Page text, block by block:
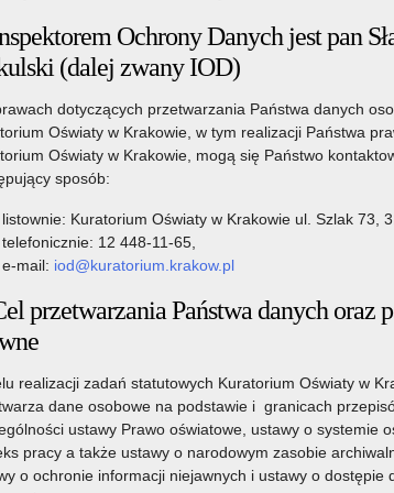
odbyło się spotkanie w ramach Regionalnego
Edukacji – Katarzyna Lubnauer, dyrektorka Biura
Lipiec, kierownictwo Kuratorium Oświaty w składzie:
Wicekurator Oświaty – Artur Pasek, II Małopolska
małopolska Elżbieta Achinger oraz dyrektor
Katarzyna Lubnauer mówiła m.in. o „Reformie 26.
nowa reforma, zaznaczając, że ma ona za zadanie
także, że reforma nie zmieni struktur Szkoły.
musi uczyć wiedzy głębokiej, praktycznego
miękkich, które są niezwykle ważne w
eksperta ds. kontaktów z interesariuszami z
jego rozważań były kompetencje i wyzwania w
to, że zmieniający się świat, który zmierza w stronę
a co za tym idzie – także Szkołami – nowe
Ochrony Danych jest pan
(dalej zwany IOD)
dotyczących przetwarzania Państwa danych
Oświaty w Krakowie, w tym realizacji Państwa
Oświaty w Krakowie, mogą się Państwo
sposób:
listownie: Kuratorium Oświaty w Krakowie ul. Szlak 73,
telefonicznie: 12 448-11-65,
e-mail: iod@kuratorium.krakow.pl
przetwarzania Państwa danych oraz
realizacji zadań statutowych Kuratorium Oświaty w
dane osobowe na podstawie i granicach
ustawy Prawo oświatowe, ustawy o systemie
pracy a także ustawy o narodowym zasobie
o ochronie informacji niejawnych i ustawy o dostępie